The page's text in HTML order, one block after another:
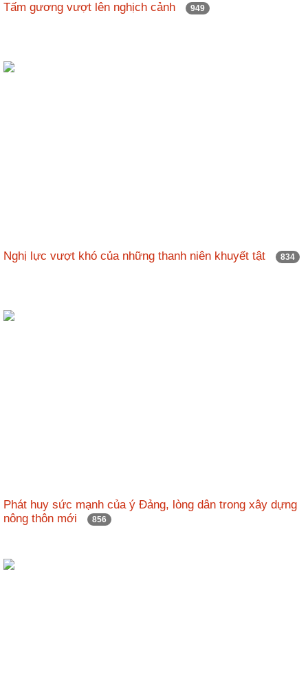
Tấm gương vượt lên nghịch cảnh 949
Nghị lực vượt khó của những thanh niên khuyết tật 834
Phát huy sức mạnh của ý Đảng, lòng dân trong xây dựng
nông thôn mới
856